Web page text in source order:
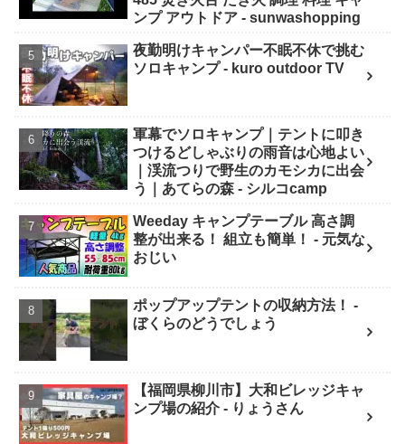
ンプ アウトドア - sunwashopping
夜勤明けキャンパー不眠不休で挑む
ソロキャンプ - kuro outdoor TV
軍幕でソロキャンプ｜テントに叩き
つけるどしゃぶりの雨音は心地よい
｜渓流つりで野生のカモシカに出会
う｜あてらの森 - シルコcamp
Weeday キャンプテーブル 高さ調
整が出来る！ 組立も簡単！ - 元気な
おじい
ポップアップテントの収納方法！ -
ぼくらのどうでしょう
【福岡県柳川市】大和ビレッジキャ
ンプ場の紹介 - りょうさん